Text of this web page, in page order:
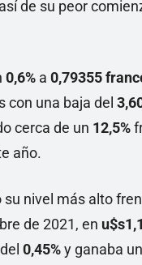
de su peor
0,6% a 0,79355
con una baja del
cerca de un 12,5%
año.
su nivel más alto
de 2021, en
0,45%y ganaba un